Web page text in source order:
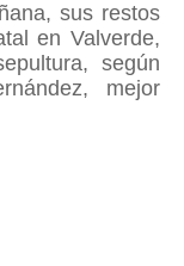
sus restos
en Valverde,
según
mejor